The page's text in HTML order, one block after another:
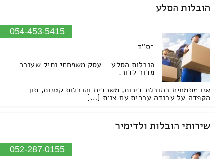
הובלות הסלע
054-453-5415
בס"ד
הובלות הסלע – עסק משפחתי ותיק שעובר
מדור לדור.
אנו מתמחים בהובלת דירות, משרדים והובלות קטנות, תוך
הקפדה על עבודה עברית עם צוות […]
שירותי הובלות ולדימיר
052-287-0155